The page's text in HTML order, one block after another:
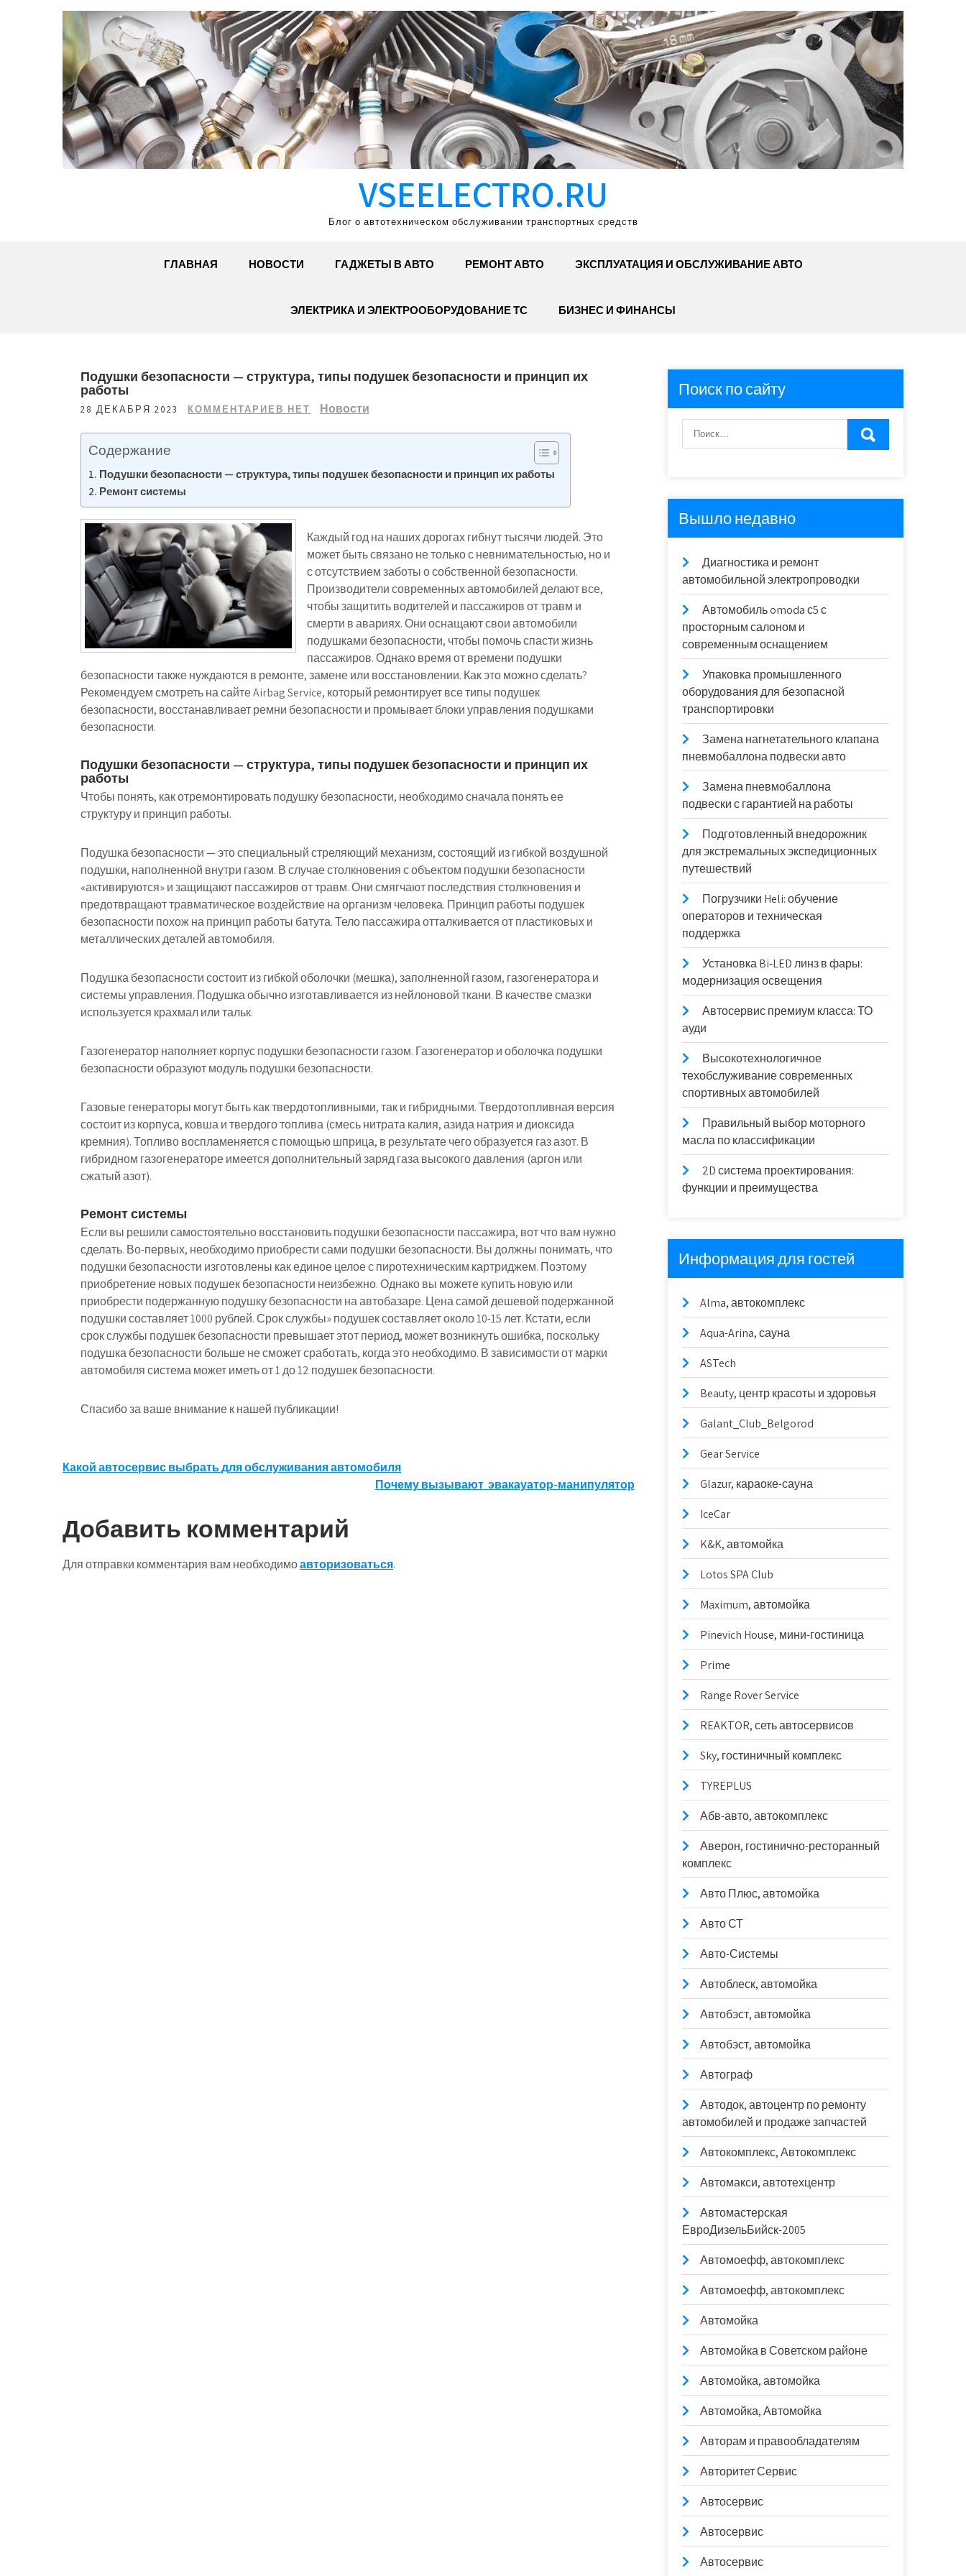
содержимому
VSEELECTRO.RU
Блог о автотехническом обслуживании транспортных средств
ГЛАВНАЯ НОВОСТИ ГАДЖЕТЫ В АВТО РЕМОНТ АВТО ЭКСПЛУАТАЦИЯ И ОБСЛУЖИВАНИЕ АВТО
ЭЛЕКТРИКА И ЭЛЕКТРООБОРУДОВАНИЕ ТС БИЗНЕС И ФИНАНСЫ
Подушки безопасности — структура, типы подушек безопасности и принцип их
работы
28 ДЕКАБРЯ 2023 КОММЕНТАРИЕВ НЕТ Новости
Содержание
Подушки безопасности — структура, типы подушек безопасности и принцип их работы
Ремонт системы
Каждый год на наших дорогах гибнут тысячи людей. Это
может быть связано не только с невнимательностью, но и
с отсутствием заботы о собственной безопасности.
Производители современных автомобилей делают все,
чтобы защитить водителей и пассажиров от травм и
смерти в авариях. Они оснащают свои автомобили
подушками безопасности, чтобы помочь спасти жизнь
пассажиров. Однако время от времени подушки
безопасности также нуждаются в ремонте, замене или восстановлении. Как это можно сделать?
Рекомендуем смотреть на сайте Airbag Service, который ремонтирует все типы подушек
безопасности, восстанавливает ремни безопасности и промывает блоки управления подушками
безопасности.
Подушки безопасности — структура, типы подушек безопасности и принцип их
работы
Чтобы понять, как отремонтировать подушку безопасности, необходимо сначала понять ее
структуру и принцип работы.
Подушка безопасности — это специальный стреляющий механизм, состоящий из гибкой воздушной
подушки, наполненной внутри газом. В случае столкновения с объектом подушки безопасности
«активируются» и защищают пассажиров от травм. Они смягчают последствия столкновения и
предотвращают травматическое воздействие на организм человека. Принцип работы подушек
безопасности похож на принцип работы батута. Тело пассажира отталкивается от пластиковых и
металлических деталей автомобиля.
Подушка безопасности состоит из гибкой оболочки (мешка), заполненной газом, газогенератора и
системы управления. Подушка обычно изготавливается из нейлоновой ткани. В качестве смазки
используется крахмал или тальк.
Газогенератор наполняет корпус подушки безопасности газом. Газогенератор и оболочка подушки
безопасности образуют модуль подушки безопасности.
Газовые генераторы могут быть как твердотопливными, так и гибридными. Твердотопливная версия
состоит из корпуса, ковша и твердого топлива (смесь нитрата калия, азида натрия и диоксида
кремния). Топливо воспламеняется с помощью шприца, в результате чего образуется газ азот. В
гибридном газогенераторе имеется дополнительный заряд газа высокого давления (аргон или
сжатый азот).
Ремонт системы
Если вы решили самостоятельно восстановить подушки безопасности пассажира, вот что вам нужно
сделать. Во-первых, необходимо приобрести сами подушки безопасности. Вы должны понимать, что
подушки безопасности изготовлены как единое целое с пиротехническим картриджем. Поэтому
приобретение новых подушек безопасности неизбежно. Однако вы можете купить новую или
приобрести подержанную подушку безопасности на автобазаре. Цена самой дешевой подержанной
подушки составляет 1000 рублей. Срок службы» подушек составляет около 10-15 лет. Кстати, если
срок службы подушек безопасности превышает этот период, может возникнуть ошибка, поскольку
подушка безопасности больше не сможет сработать, когда это необходимо. В зависимости от марки
автомобиля система может иметь от 1 до 12 подушек безопасности.
Спасибо за ваше внимание к нашей публикации!
Навигация
записям
Какой автосервис выбрать для обслуживания автомобиля
Почему вызывают эвакауатор-манипулятор
Добавить комментарий
Для отправки комментария вам необходимоавторизоваться.
Поиск по сайту
Вышло недавно
Диагностика и ремонт
автомобильной электропроводки
Автомобиль omoda с5 с
просторным салоном и
современным оснащением
Упаковка промышленного
оборудования для безопасной
транспортировки
Замена нагнетательного клапана
пневмобаллона подвески авто
Замена пневмобаллона
подвески с гарантией на работы
Подготовленный внедорожник
для экстремальных экспедиционных
путешествий
Погрузчики Heli: обучение
операторов и техническая
поддержка
Установка Bi‑LED линз в фары:
модернизация освещения
Автосервис премиум класса: ТО
ауди
Высокотехнологичное
техобслуживание современных
спортивных автомобилей
Правильный выбор моторного
масла по классификации
2D система проектирования:
функции и преимущества
Информация для гостей
Alma, автокомплекс
Aqua-Arina, сауна
ASTech
Beauty, центр красоты и здоровья
Galant_Club_Belgorod
Gear Service
Glazur, караоке-сауна
IceCar
K&K, автомойка
Lotos SPA Club
Maximum, автомойка
Pinevich House, мини-гостиница
Prime
Range Rover Service
REAKTOR, сеть автосервисов
Sky, гостиничный комплекс
TYREPLUS
Абв-авто, автокомплекс
Аверон, гостинично-ресторанный
комплекс
Авто Плюс, автомойка
Авто СТ
Авто-Системы
Автоблеск, автомойка
Автобэст, автомойка
Автобэст, автомойка
Автограф
Автодок, автоцентр по ремонту
автомобилей и продаже запчастей
Автокомплекс, Автокомплекс
Автомакси, автотехцентр
Автомастерская
ЕвроДизельБийск-2005
Автомоефф, автокомплекс
Автомоефф, автокомплекс
Автомойка
Автомойка в Советском районе
Автомойка, автомойка
Автомойка, Автомойка
Авторам и правообладателям
Авторитет Сервис
Автосервис
Автосервис
Автосервис